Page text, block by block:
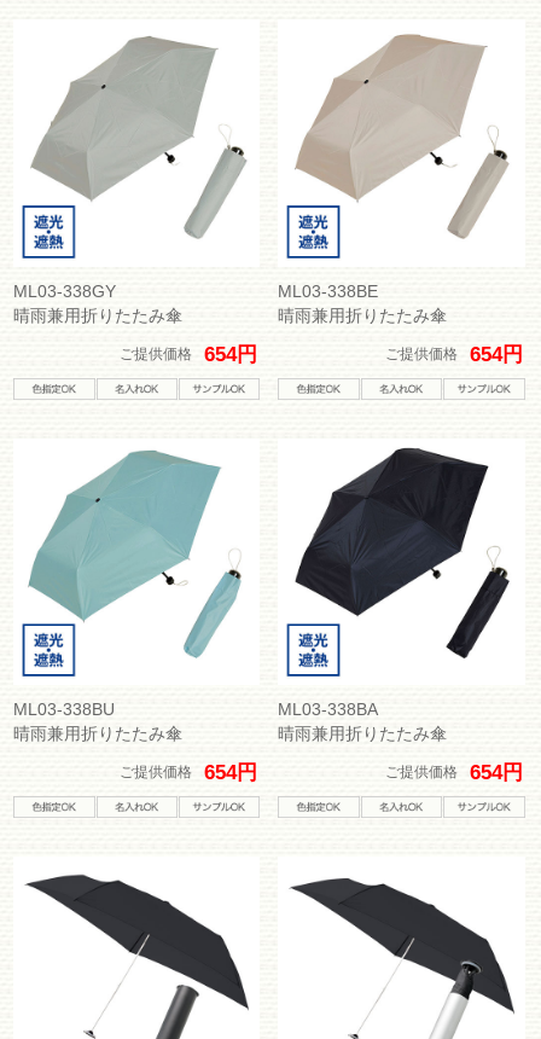
ML03-338GY
晴雨兼用折りたたみ傘
ご提供価格 654円
ML03-338BE
晴雨兼用折りたたみ傘
ご提供価格 654円
ML03-338BU
晴雨兼用折りたたみ傘
ご提供価格 654円
ML03-338BA
晴雨兼用折りたたみ傘
ご提供価格 654円